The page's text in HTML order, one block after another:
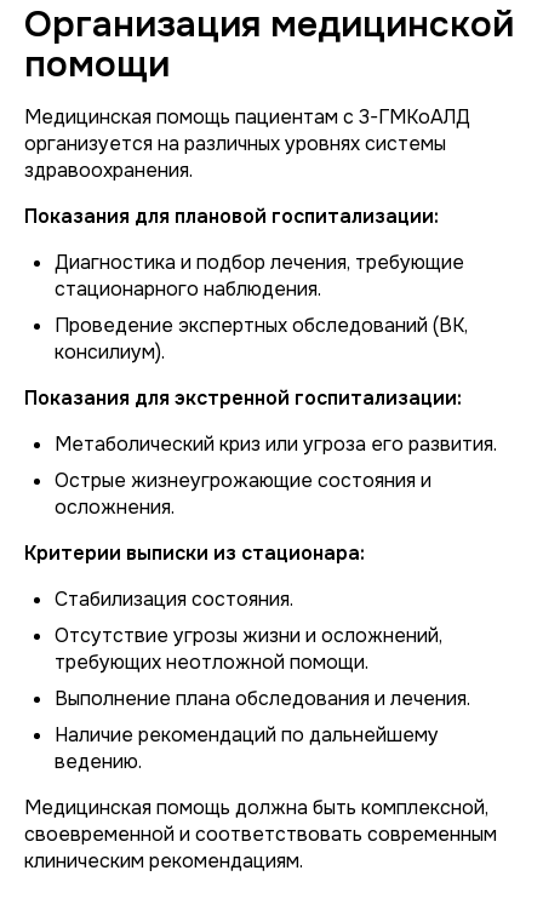
Организация медицинской
помощи
Медицинская помощь пациентам с 3-ГМКоАЛД
организуется на различных уровнях системы
здравоохранения.
Показания для плановой госпитализации:
Диагностика и подбор лечения, требующие
стационарного наблюдения.
Проведение экспертных обследований (ВК,
консилиум).
Показания для экстренной госпитализации:
Метаболический криз или угроза его развития.
Острые жизнеугрожающие состояния и
осложнения.
Критерии выписки из стационара:
Стабилизация состояния.
Отсутствие угрозы жизни и осложнений,
требующих неотложной помощи.
Выполнение плана обследования и лечения.
Наличие рекомендаций по дальнейшему
ведению.
Медицинская помощь должна быть комплексной,
своевременной и соответствовать современным
клиническим рекомендациям.